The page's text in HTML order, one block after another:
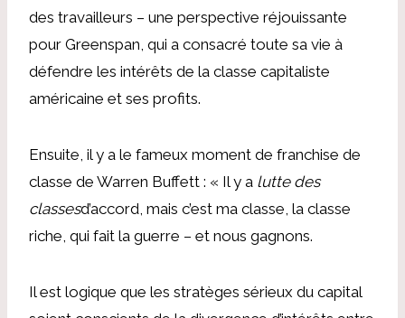
des travailleurs – une perspective réjouissante
pour Greenspan, qui a consacré toute sa vie à
défendre les intérêts de la classe capitaliste
américaine et ses profits.
Ensuite, il y a le fameux moment de franchise de
classe de Warren Buffett : « Il y a lutte des
classesd’accord, mais c’est ma classe, la classe
riche, qui fait la guerre – et nous gagnons.
Il est logique que les stratèges sérieux du capital